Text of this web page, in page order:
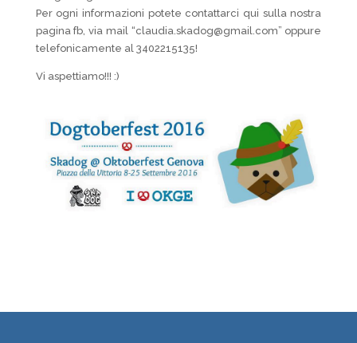
Per ogni informazioni potete contattarci qui sulla nostra
pagina fb, via mail “claudia.skadog@gmail.com” oppure
telefonicamente al 3402215135!
Vi aspettiamo!!! :)